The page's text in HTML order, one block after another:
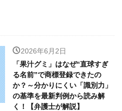
2026年6月2日
「果汁グミ」はなぜ“直球すぎ
る名前”で商標登録できたの
か？～分かりにくい「識別力」
の基準を最新判例から読み解
く！【弁護士が解説】
検索